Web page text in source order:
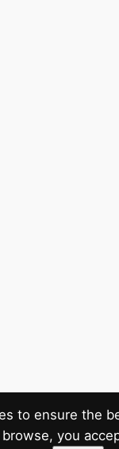
to ensure the
you